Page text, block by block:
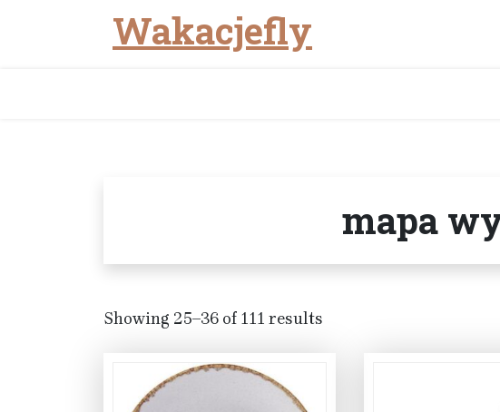
Wakacjefly
mapa
Showing 25–36 of 111 results